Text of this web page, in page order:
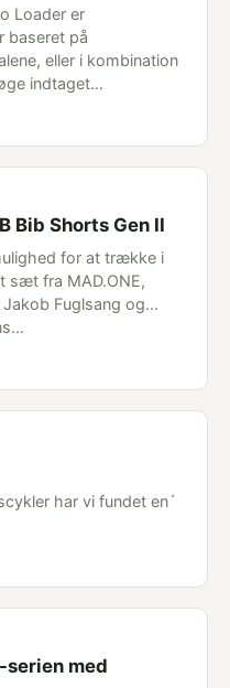
Loader er
baseret på
eller i kombination
indtaget…
Bib Shorts Gen II
for at trække i
sæt fra MAD.ONE,
Fuglsang og...
har vi fundet en´
med